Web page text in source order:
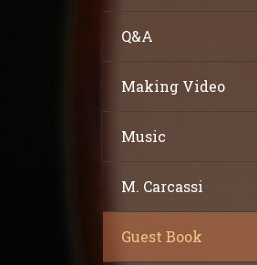
Q&A
Making Video
Music
M. Carcassi
Guest Book